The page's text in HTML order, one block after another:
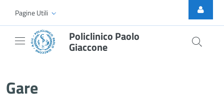
Skip to Main Content
Pagine Utili
Policlinico Paolo
Giaccone
Gare